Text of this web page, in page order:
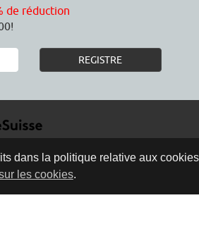
dans la politique relative aux
les cookies.
de réduction
REGISTRE